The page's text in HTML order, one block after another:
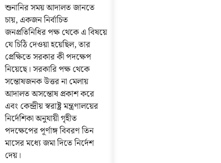
শুনানির সময় আদালত জানতে
চায়, একজন নির্বাচিত
জনপ্রতিনিধির পক্ষ থেকে এ বিষয়ে
যে চিঠি দেওয়া হয়েছিল, তার
প্রেক্ষিতে সরকার কী পদক্ষেপ
নিয়েছে। সরকারি পক্ষ থেকে
সন্তোষজনক উত্তর না মেলায়
আদালত অসন্তোষ প্রকাশ করে
এবং কেন্দ্রীয় স্বরাষ্ট্র মন্ত্রণালয়ের
নির্দেশিকা অনুযায়ী গৃহীত
পদক্ষেপের পূর্ণাঙ্গ বিবরণ তিন
মাসের মধ্যে জমা দিতে নির্দেশ
দেয়।